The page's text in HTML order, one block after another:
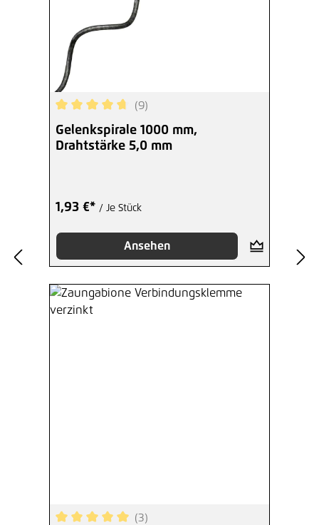
Durchschnittliche Bewertung von 4.78 von 5
(9)
Gelenkspirale 1000 mm,
Drahtstärke 5,0 mm
1,93 €* / Je Stück
Ansehen
(3)